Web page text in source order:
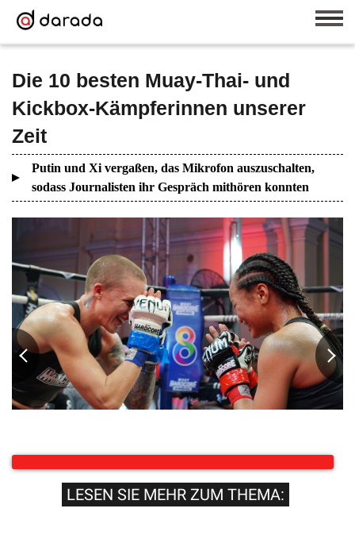
Die 10 besten Muay-Thai- und
Kickbox-Kämpferinnen unserer
Zeit
Putin und Xi vergaßen, das Mikrofon auszuschalten,
sodass Journalisten ihr Gespräch mithören konnten
LESEN SIE MEHR ZUM THEMA: